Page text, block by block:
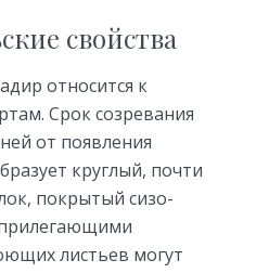
свойства
относится к
Срок созревания
от появления
круглый, почти
покрытый сизо-
листьев могут